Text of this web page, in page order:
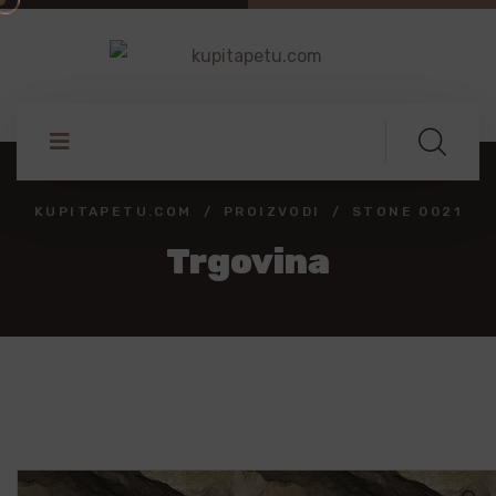
KUPITAPETU.COM PROIZVODI STONE 0021
Trgovina